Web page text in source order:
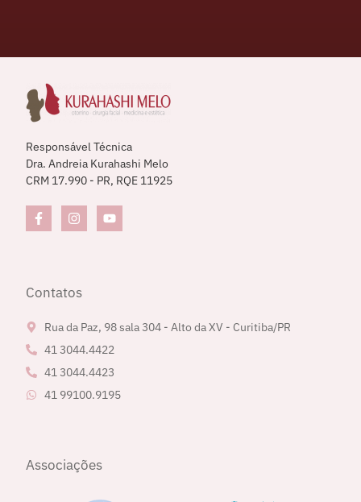
Responsável Técnica
Dra. Andreia Kurahashi Melo
CRM 17.990 - PR, RQE 11925
Contatos
Rua da Paz, 98 sala 304 - Alto da XV - Curitiba/PR
41 3044.4422
41 3044.4423
41 99100.9195
Associações